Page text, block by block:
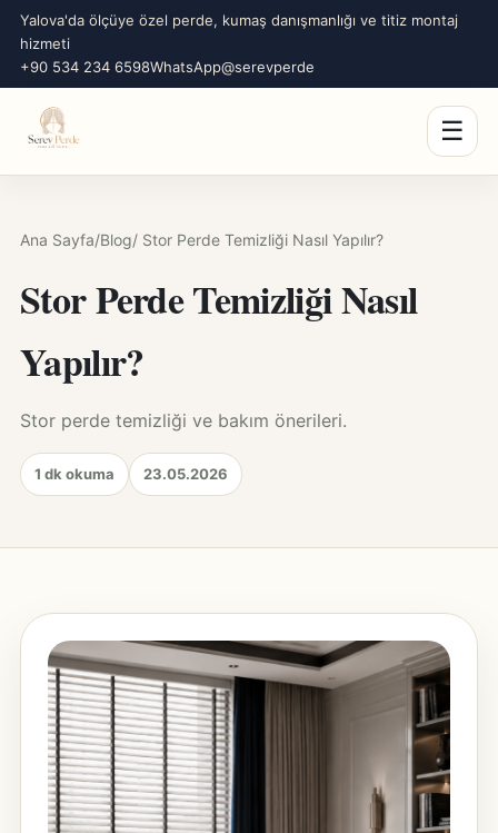
Yalova'da ölçüye özel perde, kumaş danışmanlığı ve titiz montaj
hizmeti
+90 534 234 6598WhatsApp@serevperde
☰
Ana Sayfa/Blog/ Stor Perde Temizliği Nasıl Yapılır?
Stor Perde Temizliği Nasıl
Yapılır?
Stor perde temizliği ve bakım önerileri.
1 dk okuma 23.05.2026